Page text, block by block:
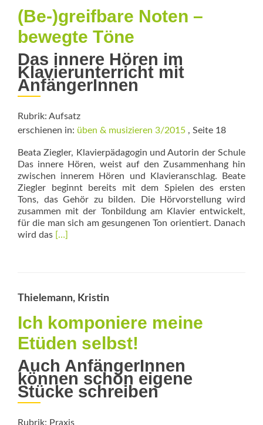
(Be-)greifbare Noten –
bewegte Töne
Das innere Hören im
Klavierunterricht mit
AnfängerInnen
Rubrik: Aufsatz
erschienen in: üben & musizieren 3/2015 , Seite 18
Beata Ziegler, Klavierpädagogin und Autorin der Schule
Das innere Hören, weist auf den Zusammenhang hin
zwischen innerem Hören und Klavieranschlag. Beate
Ziegler beginnt bereits mit dem Spielen des ersten
Tons, das Gehör zu bilden. Die Hörvorstellung wird
zusammen mit der Tonbildung am Klavier entwickelt,
für die man sich am ge­sungenen Ton orientiert. Danach
wird das Read
bewegte
[…]
Thielemann, Kristin
Ich komponiere meine
Etüden selbst!
Auch AnfängerInnen
können schon eigene
Stücke schreiben
Rubrik: Praxis